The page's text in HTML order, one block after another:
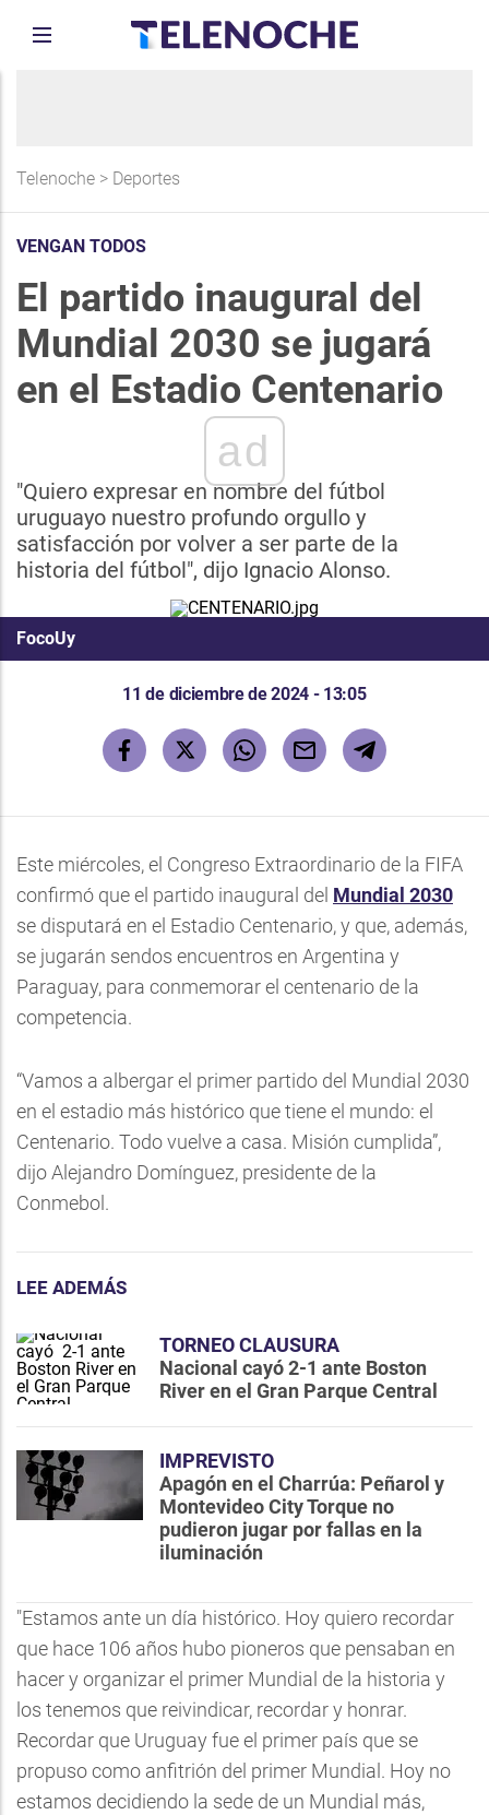
Telenoche > Deportes
VENGAN TODOS
El partido inaugural del
Mundial 2030 se jugará
en el Estadio Centenario
ad
"Quiero expresar en nombre del fútbol
uruguayo nuestro profundo orgullo y
satisfacción por volver a ser parte de la
historia del fútbol", dijo Ignacio Alonso.
FocoUy
11 de diciembre de 2024 - 13:05
Este miércoles, el Congreso Extraordinario de la FIFA
confirmó que el partido inaugural del Mundial 2030
se disputará en el Estadio Centenario, y que, además,
se jugarán sendos encuentros en Argentina y
Paraguay, para conmemorar el centenario de la
competencia.
“Vamos a albergar el primer partido del Mundial 2030
en el estadio más histórico que tiene el mundo: el
Centenario. Todo vuelve a casa. Misión cumplida”,
dijo Alejandro Domínguez, presidente de la
Conmebol.
LEE ADEMÁS
TORNEO CLAUSURA
Nacional cayó 2-1 ante Boston
River en el Gran Parque Central
IMPREVISTO
Apagón en el Charrúa: Peñarol y
Montevideo City Torque no
pudieron jugar por fallas en la
iluminación
"Estamos ante un día histórico. Hoy quiero recordar
que hace 106 años hubo pioneros que pensaban en
hacer y organizar el primer Mundial de la historia y
los tenemos que reivindicar, recordar y honrar.
Recordar que Uruguay fue el primer país que se
propuso como anfitrión del primer Mundial. Hoy no
estamos decidiendo la sede de un Mundial más,